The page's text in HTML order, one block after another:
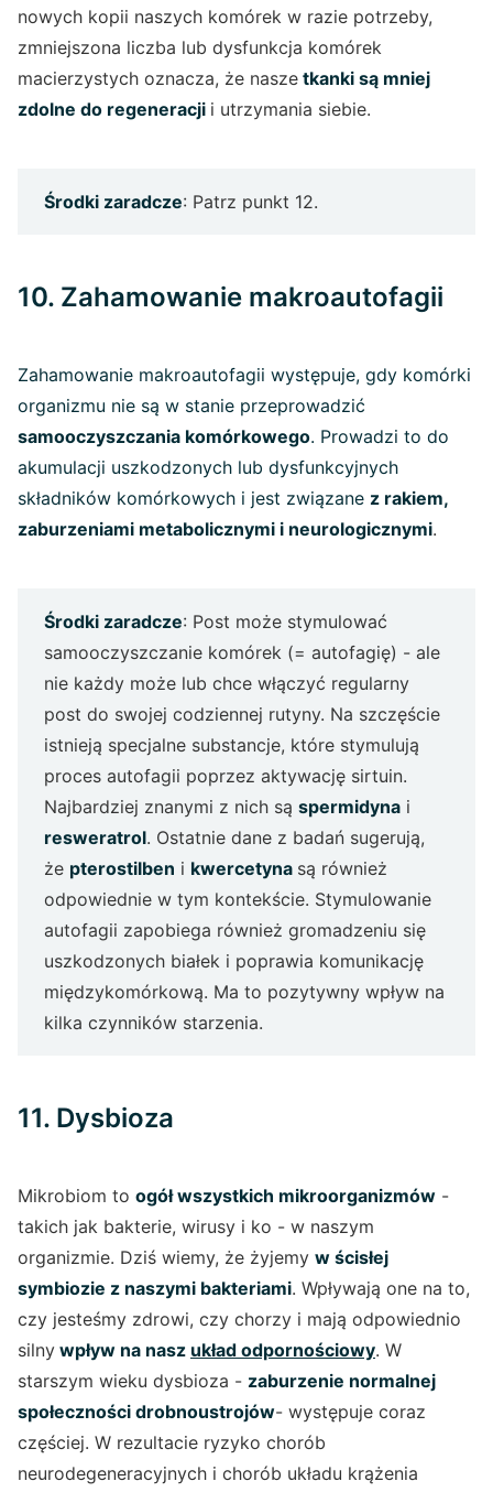
nowych kopii naszych komórek w razie potrzeby,
zmniejszona liczba lub dysfunkcja komórek
macierzystych oznacza, że nasze tkanki są mniej
zdolne do regeneracji i utrzymania siebie.
Środki zaradcze: Patrz punkt 12.
10. Zahamowanie makroautofagii
Zahamowanie makroautofagii występuje, gdy komórki
organizmu nie są w stanie przeprowadzić
samooczyszczania komórkowego. Prowadzi to do
akumulacji uszkodzonych lub dysfunkcyjnych
składników komórkowych i jest związane z rakiem,
zaburzeniami metabolicznymi i neurologicznymi.
Środki zaradcze: Post może stymulować
samooczyszczanie komórek (= autofagię) - ale
nie każdy może lub chce włączyć regularny
post do swojej codziennej rutyny. Na szczęście
istnieją specjalne substancje, które stymulują
proces autofagii poprzez aktywację sirtuin.
Najbardziej znanymi z nich są spermidyna i
resweratrol. Ostatnie dane z badań sugerują,
że pterostilben i kwercetyna są również
odpowiednie w tym kontekście. Stymulowanie
autofagii zapobiega również gromadzeniu się
uszkodzonych białek i poprawia komunikację
międzykomórkową. Ma to pozytywny wpływ na
kilka czynników starzenia.
11. Dysbioza
Mikrobiom to ogół wszystkich mikroorganizmów -
takich jak bakterie, wirusy i ko - w naszym
organizmie. Dziś wiemy, że żyjemy w ścisłej
symbiozie z naszymi bakteriami. Wpływają one na to,
czy jesteśmy zdrowi, czy chorzy i mają odpowiednio
silny wpływ na nasz układ odpornościowy. W
starszym wieku dysbioza - zaburzenie normalnej
społeczności drobnoustrojów- występuje coraz
częściej. W rezultacie ryzyko chorób
neurodegeneracyjnych i chorób układu krążenia